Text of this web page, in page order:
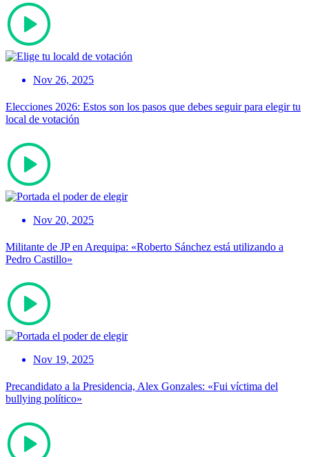
Nov 26, 2025
Elecciones 2026: Estos son los pasos que debes seguir para elegir tu
local de votación
Nov 20, 2025
Militante de JP en Arequipa: «Roberto Sánchez está utilizando a
Pedro Castillo»
Nov 19, 2025
Precandidato a la Presidencia, Alex Gonzales: «Fui víctima del
bullying político»